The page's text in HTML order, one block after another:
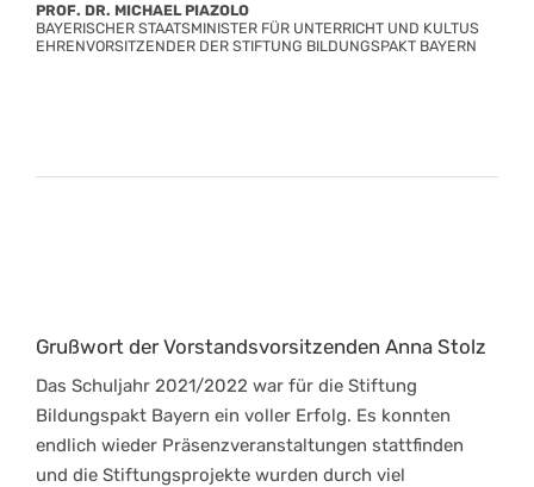
PROF. DR. MICHAEL PIAZOLO
BAYERISCHER STAATSMINISTER FÜR UNTERRICHT UND KULTUS
EHRENVORSITZENDER DER STIFTUNG BILDUNGSPAKT BAYERN
Grußwort der Vorstandsvorsitzenden Anna Stolz
Das Schuljahr 2021/2022 war für die Stiftung
Bildungspakt Bayern ein voller Erfolg. Es konnten
endlich wieder Präsenzveranstaltungen stattfinden
und die Stiftungsprojekte wurden durch viel